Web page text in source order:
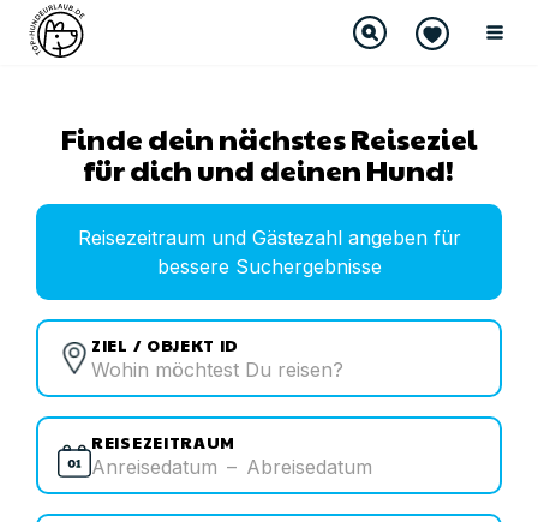
Finde dein nächstes Reiseziel
für dich und deinen Hund!
Reisezeitraum und Gästezahl angeben für
bessere Suchergebnisse
ZIEL / OBJEKT ID
REISEZEITRAUM
Anreisedatum – Abreisedatum